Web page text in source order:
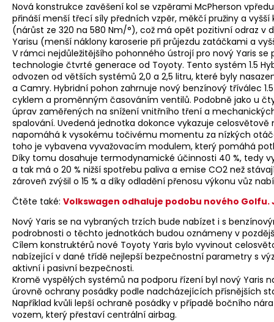
Nová konstrukce zavěšení kol se vzpěrami McPherson
přináší menší třecí síly předních vzpěr, měkčí pružiny a
(nárůst ze 320 na 580 Nm/°), což má opět pozitivní odraz v
Yarisu (menší náklony karoserie při průjezdu zatáčkami a
V rámci nejdůležitějšího pohonného ústrojí pro nový Yaris
technologie čtvrté generace od Toyoty. Tento systém 1.5
odvozen od větších systémů 2,0 a 2,5 litru, které byly
a Camry. Hybridní pohon zahrnuje nový benzínový tříválec
cyklem a proměnným časováním ventilů. Podobně jako u
úprav zaměřených na snížení vnitřního tření a
spalování. Uvedená jednotka dokonce vykazuje celosvětově
napomáhá k vysokému točivému momentu za nízkých
toho je vybavena vyvažovacím modulem, který pomáhá
Díky tomu dosahuje termodynamické účinnosti 40 %, tedy
a tak má o 20 % nižší spotřebu paliva a emise CO2 než
zároveň zvýšil o 15 % a díky odladění přenosu výkonu vůz
Čtěte také: Volkswagen odhaluje podobu nového
Nový Yaris se na vybraných trzích bude nabízet i s
podrobnosti o těchto jednotkách budou oznámeny v
Cílem konstruktérů nové Toyoty Yaris bylo vyvinout
nabízející v dané třídě nejlepší bezpečnostní parametry s
aktivní i pasivní bezpečnosti.
Kromě vyspělých systémů na podporu řízení byl nový Yaris
úrovně ochrany posádky podle nadcházejících přísnějších
Například kvůli lepší ochraně posádky v případě bočního
vozem, který přestaví centrální airbag.